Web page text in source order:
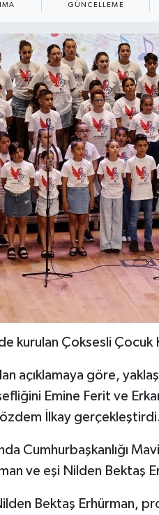
GÜNCELLEME
kurulan Çoksesli
açıklamaya göre,
Emine Ferit ve
İlkay
Cumhurbaşkanlığı
ve eşi Nilden Bektaş
Bektaş Erhürman,